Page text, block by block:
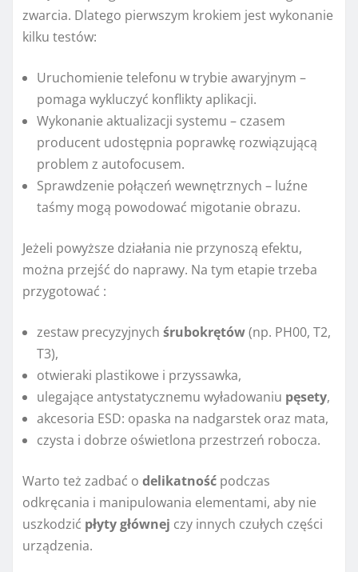
zwarcia. Dlatego pierwszym krokiem jest wykonanie
kilku testów:
Uruchomienie telefonu w trybie awaryjnym –
pomaga wykluczyć konflikty aplikacji.
Wykonanie aktualizacji systemu – czasem
producent udostępnia poprawkę rozwiązującą
problem z autofocusem.
Sprawdzenie połączeń wewnętrznych – luźne
taśmy mogą powodować migotanie obrazu.
Jeżeli powyższe działania nie przynoszą efektu,
można przejść do naprawy. Na tym etapie trzeba
przygotować :
zestaw precyzyjnych śrubokrętów(np. PH00, T2,
T3),
otwieraki plastikowe i przyssawka,
ulegające antystatycznemu wyładowaniu pęsety,
akcesoria ESD: opaska na nadgarstek oraz mata,
czysta i dobrze oświetlona przestrzeń robocza.
Warto też zadbać o delikatność podczas
odkręcania i manipulowania elementami, aby nie
uszkodzić płyty głównej czy innych czułych części
urządzenia.